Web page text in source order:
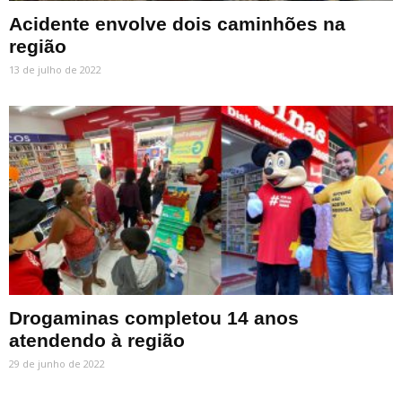
Acidente envolve dois caminhões na
região
13 de julho de 2022
Drogaminas completou 14 anos
atendendo à região
29 de junho de 2022